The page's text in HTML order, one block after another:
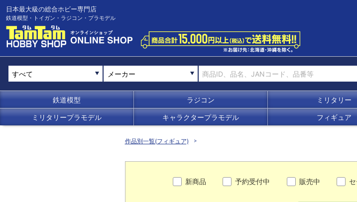
日本最大級の総合ホビー専門店
鉄道模型・トイガン・ラジコン・プラモデル
メーカー
鉄道模型 ラジコン ミリタリー
ミリタリープラモデル キャラクタープラモデル フィギュア
作品別一覧(フィギュア)
新商品 予約受付中 販売中